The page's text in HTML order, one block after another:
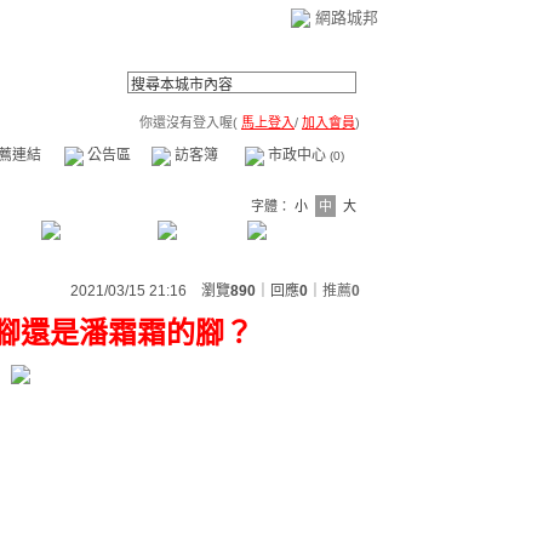
網路城邦
你還沒有登入喔( 馬上登入/ 加入會員)
連結 公告區 訪客簿 市政中心 (0)
字體： 小 中 大
2021/03/15 21:16 瀏覽890 ｜回應0 推薦0
還是潘霜霜的腳？